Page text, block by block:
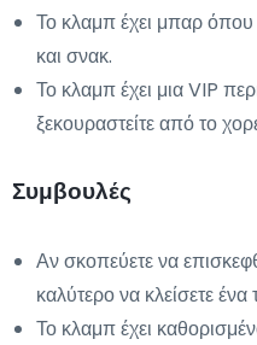
Το κλαμπ έχει μπαρ
και σνακ.
Το κλαμπ έχει μια VIP
ξεκουραστείτε από το
Συμβουλές
Αν σκοπεύετε να
καλύτερο να κλείσετε
Το κλαμπ έχει